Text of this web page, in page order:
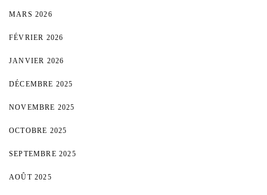
MARS 2026
FÉVRIER 2026
JANVIER 2026
DÉCEMBRE 2025
NOVEMBRE 2025
OCTOBRE 2025
SEPTEMBRE 2025
AOÛT 2025